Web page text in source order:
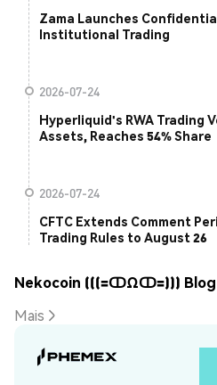
Zama Launches
Institutional Trading
2026-07-24
Hyperliquid's RWA Trading
Assets, Reaches 54% Share
2026-07-24
CFTC Extends Comment
Trading Rules to August 26
Nekocoin (((=ↀΩↀ=))) Blog
Mais